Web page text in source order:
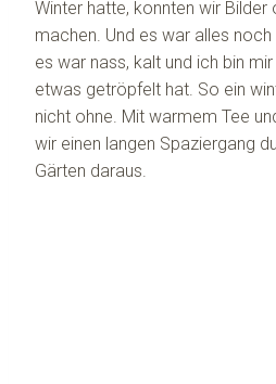
Winter hatte, konnten wir Bilder
machen. Und es war alles noch
es war nass, kalt und ich bin
etwas getröpfelt hat. So ein
nicht ohne. Mit warmem Tee
wir einen langen Spaziergang
Gärten daraus.